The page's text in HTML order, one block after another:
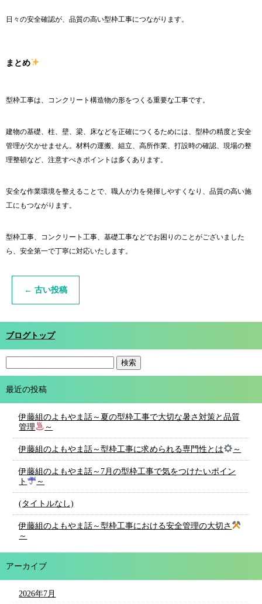
日々の安全確認が、品質の高い型枠工事につながります。
まとめ
型枠工事は、コンクリート構造物の形をつくる重要な工事です。
建物の基礎、柱、壁、梁、床などを正確につくるためには、型枠の精度と安全
管理が欠かせません。材料の運搬、組立、高所作業、打設時の確認、現場の整
理整頓など、注意すべきポイントは多くあります。
安全な作業環境を整えることで、職人が力を発揮しやすくなり、品質の高い施
工にもつながります。
型枠工事、コンクリート工事、基礎工事などでお困りのことがございました
ら、安全第一で丁寧に対応いたします。
← 古い投稿
ブログトップ
最近の投稿
伊藤組のよもやま話～夏の型枠工事で大切な暑さ対策と品質
管理
～
伊藤組のよもやま話～型枠工事に求められる専門性とは ～
伊藤組のよもやま話～7月の型枠工事で気をつけたいポイン
ト
～
(タイトルなし)
伊藤組のよもやま話～型枠工事における安全管理の大切さ
～
アーカイブ
2026年7月